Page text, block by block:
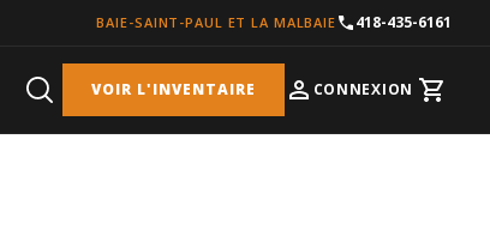
BAIE-SAINT-PAUL ET LA MALBAIE 418-435-6161
VOIR L'INVENTAIRE CONNEXION Cart